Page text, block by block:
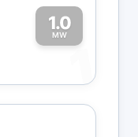
1.0
MW
1